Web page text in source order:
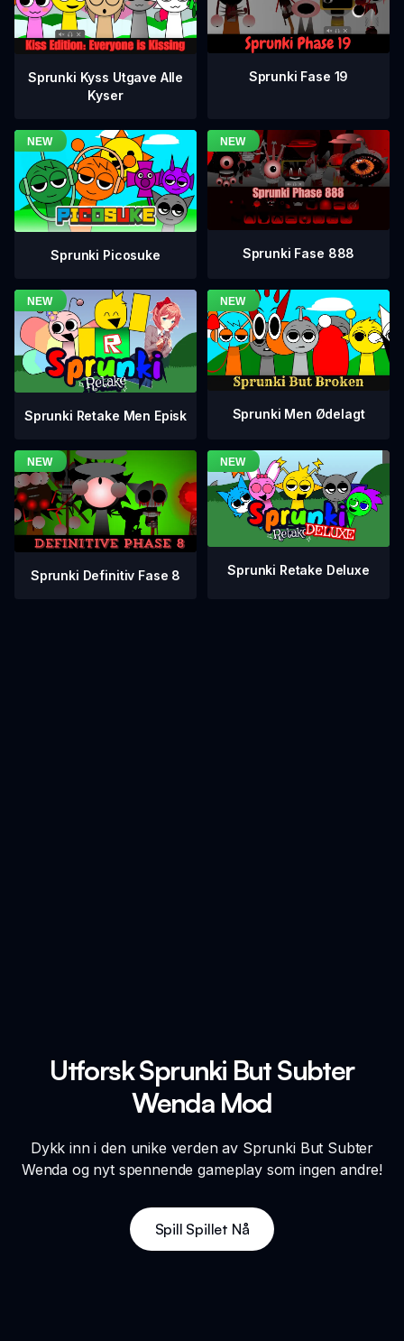
Sprunki Kyss Utgave Alle
Kyser
Sprunki Fase 19
Sprunki Picosuke Sprunki Fase 888
Sprunki Retake Men Episk Sprunki Men Ødelagt
Sprunki Definitiv Fase 8 Sprunki Retake Deluxe
Utforsk Sprunki But Subter
Wenda Mod
Dykk inn i den unike verden av Sprunki But Subter
Wenda og nyt spennende gameplay som ingen andre!
Spill Spillet Nå